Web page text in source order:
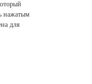
нажатым
для